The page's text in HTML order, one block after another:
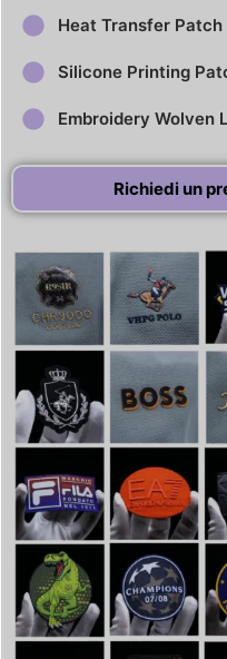
Heat Transfer Patch
Silicone Printing
Embroidery Wolven
Richiedi un